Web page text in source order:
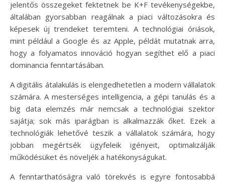
jelentős összegeket fektetnek be K+F tevékenységekbe,
általában gyorsabban reagálnak a piaci változásokra és
képesek új trendeket teremteni. A technológiai óriások,
mint például a Google és az Apple, példát mutatnak arra,
hogy a folyamatos innováció hogyan segíthet elő a piaci
dominancia fenntartásában.
A digitális átalakulás is elengedhetetlen a modern vállalatok
számára. A mesterséges intelligencia, a gépi tanulás és a
big data elemzés már nemcsak a technológiai szektor
sajátja; sok más iparágban is alkalmazzák őket. Ezek a
technológiák lehetővé teszik a vállalatok számára, hogy
jobban megértsék ügyfeleik igényeit, optimalizálják
működésüket és növeljék a hatékonyságukat.
A fenntarthatóságra való törekvés is egyre fontosabbá